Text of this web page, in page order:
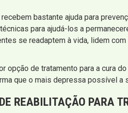
bastante ajuda para
para ajudá-los a
se readaptem à vida, lidem
opção de tratamento para a cura
que o mais depressa possível a
REABILITAÇÃO PARA